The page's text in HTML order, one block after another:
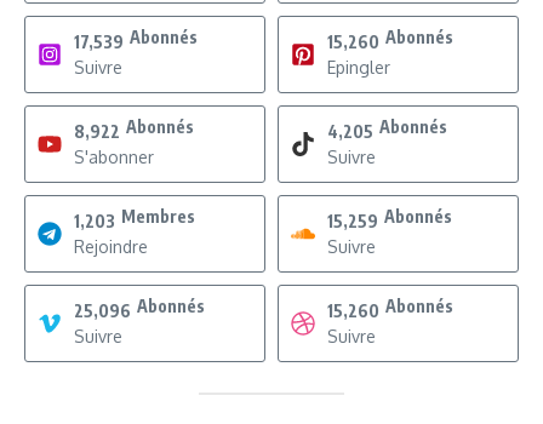
17,539 Abonnés
Suivre
15,260 Abonnés
Epingler
8,922 Abonnés
S'abonner
4,205 Abonnés
Suivre
1,203 Membres
Rejoindre
15,259 Abonnés
Suivre
25,096 Abonnés
Suivre
15,260 Abonnés
Suivre